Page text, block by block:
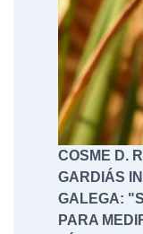
COSME D.
GARDIÁS
GALEGA:
PARA